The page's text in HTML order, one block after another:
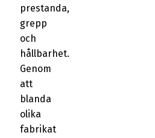
prestanda,
grepp
och
hållbarhet.
Genom
att
blanda
olika
fabrikat